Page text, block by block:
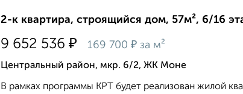
2-к квартира, строящийся дом, 57м², 6/16
9 652 536 ₽ 169 700 ₽ за м²
Центральный район, мкр. 6/2, ЖК Моне
В рамках программы КРТ будет реализован жилой